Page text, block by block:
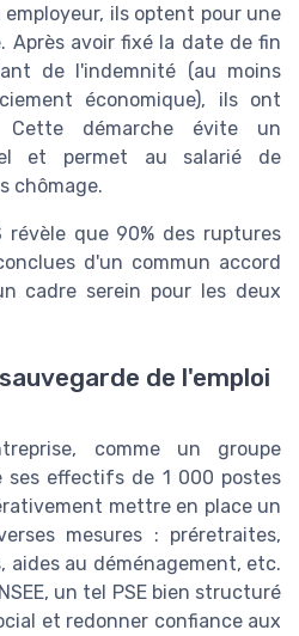
ils optent pour une
Après avoir fixé la date de fin
de l'indemnité (au moins
économique), ils ont
démarche évite un
et permet au salarié de
chômage.
révèle que 90% des ruptures
d'un commun accord
cadre serein pour les deux
de l'emploi
comme un groupe
ses effectifs de 1 000 postes
mettre en place un
mesures : préretraites,
aides au déménagement, etc.
un tel PSE bien structuré
et redonner confiance aux